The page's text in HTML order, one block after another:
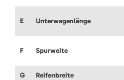
E Unterwagenlänge
F Spurweite
G Reifenbreite